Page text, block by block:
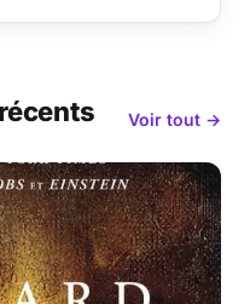
Voir tout →